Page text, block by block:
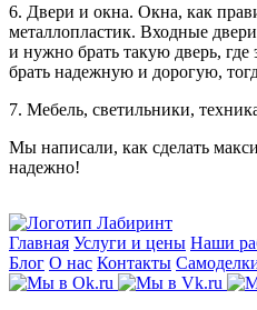
6. Двери и окна. Окна, как
металлопластик. Входные
и нужно брать такую дверь,
брать надежную и дорогую,
7. Мебель, светильники,
Мы написали, как сделать
надежно!
Главная Услуги и цены Наши
Блог О нас Контакты